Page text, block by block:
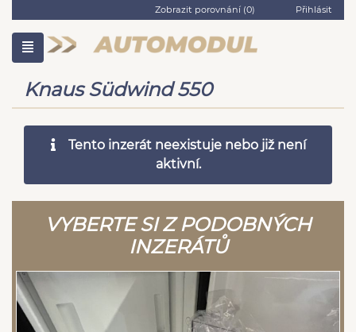
Zobrazit porovnání (0) Přihlásit
Knaus Südwind 550
Tento inzerát neexistuje nebo již není
aktivní.
VYBERTE SI Z PODOBNÝCH
INZERÁTŮ